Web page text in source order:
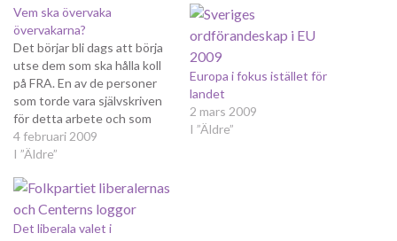
Vem ska övervaka
övervakarna?
Det börjar bli dags att börja
utse dem som ska hålla koll
på FRA. En av de personer
som torde vara självskriven
för detta arbete och som
dessutom fått många
nomineringar från sin egen
Lindberg. Trots detta, fick
jag höra av henne igår, har
Folkpartiet liberalernas
4 februari 2009
I ”Äldre”
Europa i fokus istället för
landet
2 mars 2009
I ”Äldre”
Det liberala valet i